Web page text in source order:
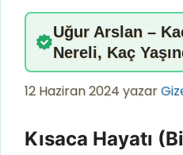
Uğur Arslan –
Nereli, Kaç
12 Haziran 2024yazar
Kısaca Hayatı